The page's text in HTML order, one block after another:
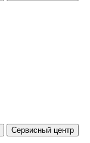
Сервисный центр